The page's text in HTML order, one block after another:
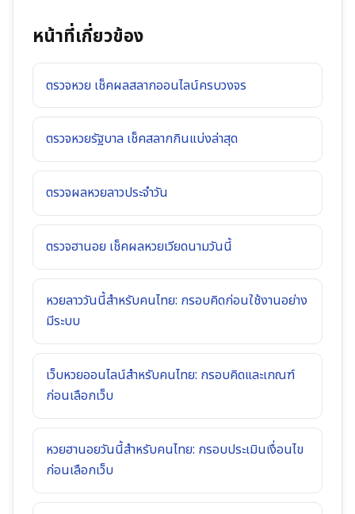
หน้าที่เกี่ยวข้อง
ตรวจหวย เช็คผลสลากออนไลน์ครบวงจร
ตรวจหวยรัฐบาล เช็คสลากกินแบ่งล่าสุด
ตรวจผลหวยลาวประจำวัน
ตรวจฮานอย เช็คผลหวยเวียดนามวันนี้
หวยลาววันนี้สำหรับคนไทย: กรอบคิดก่อนใช้งานอย่าง
มีระบบ
เว็บหวยออนไลน์สำหรับคนไทย: กรอบคิดและเกณฑ์
ก่อนเลือกเว็บ
หวยฮานอยวันนี้สำหรับคนไทย: กรอบประเมินเงื่อนไข
ก่อนเลือกเว็บ